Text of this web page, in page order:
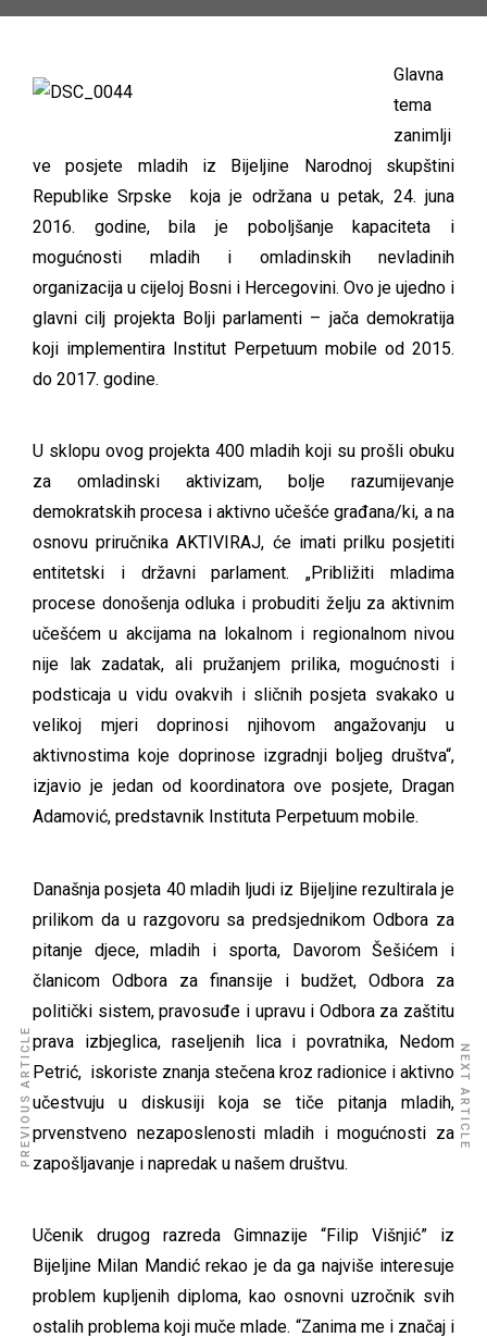
Glavna
tema
zanimlji
ve posjete mladih iz Bijeljine Narodnoj skupštini
Republike Srpske koja je održana u petak, 24. juna
2016. godine, bila je poboljšanje kapaciteta i
mogućnosti mladih i omladinskih nevladinih
organizacija u cijeloj Bosni i Hercegovini. Ovo je ujedno i
glavni cilj projekta Bolji parlamenti – jača demokratija
koji implementira Institut Perpetuum mobile od 2015.
do 2017. godine.
U sklopu ovog projekta 400 mladih koji su prošli obuku
za omladinski aktivizam, bolje razumijevanje
demokratskih procesa i aktivno učešće građana/ki, a na
osnovu priručnikaAKTIVIRAJ, će imati prilku posjetiti
entitetski i državni parlament. „Približiti mladima
procese donošenja odluka i probuditi želju za aktivnim
učešćem u akcijama na lokalnom i regionalnom nivou
nije lak zadatak, ali pružanjem prilika, mogućnosti i
podsticaja u vidu ovakvih i sličnih posjeta svakako u
velikoj mjeri doprinosi njihovom angažovanju u
aktivnostima koje doprinose izgradnji boljeg društva“,
izjavio je jedan od koordinatora ove posjete, Dragan
Adamović, predstavnik Instituta Perpetuum mobile.
Današnja posjeta 40 mladih ljudi iz Bijeljine rezultirala je
prilikom da u razgovoru sa predsjednikom Odbora za
pitanje djece, mladih i sporta, Davorom Šešićem i
članicom Odbora za finansije i budžet, Odbora za
politički sistem, pravosuđe i upravu i Odbora za zaštitu
prava izbjeglica, raseljenih lica i povratnika, Nedom
Petrić, iskoriste znanja stečena kroz radionice i aktivno
učestvuju u diskusiji koja se tiče pitanja mladih,
prvenstveno nezaposlenosti mladih i mogućnosti za
zapošljavanje i napredak u našem društvu.
Učenik drugog razreda Gimnazije “Filip Višnjić” iz
Bijeljine Milan Mandić rekao je da ga najviše interesuje
problem kupljenih diploma, kao osnovni uzročnik svih
ostalih problema koji muče mlade. “Zanima me i značaj i
PREVIOUS ARTICLE NEXT ARTICLE